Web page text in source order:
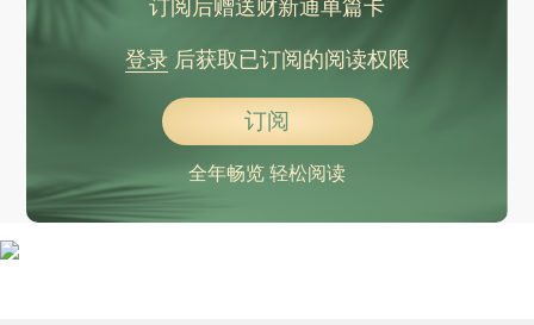
订阅后赠送财新通单篇卡
登录后获取已订阅的阅读权限
订阅
全年畅览 轻松阅读